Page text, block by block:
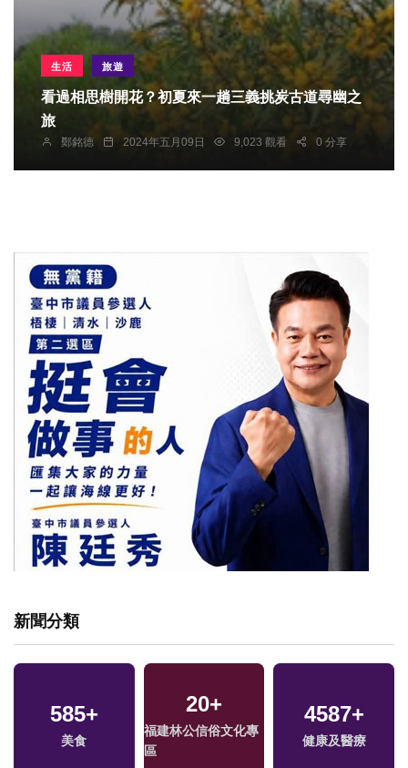
生活 旅遊
看過相思樹開花？初夏來一趟三義挑炭古道尋幽之
旅
鄭銘德 2024年五月09日 9,023 觀看 0 分享
新聞分類
585+
美食
20+
福建林公信俗文化專
區
4587+
健康及醫療
11029+
社會
5555+
綜合
5419+
文教